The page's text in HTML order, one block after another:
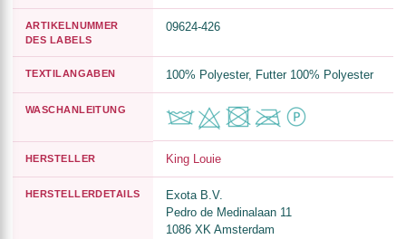
ARTIKELNUMMER
DES LABELS
09624-426
TEXTILANGABEN 100% Polyester, Futter 100% Polyester
WASCHANLEITUNG
HERSTELLER King Louie
HERSTELLERDETAILS
Exota B.V.
Pedro de Medinalaan 11
1086 XK Amsterdam